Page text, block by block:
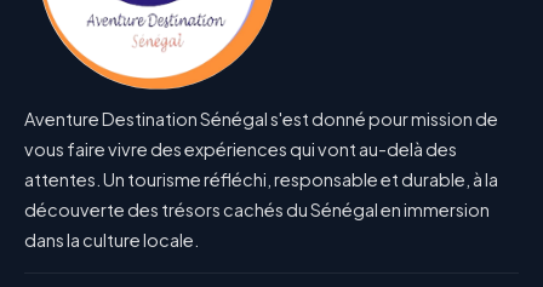
Aventure Destination Sénégal s'est donné pour mission de
vous faire vivre des expériences qui vont au-delà des
attentes. Un tourisme réfléchi, responsable et durable, à la
découverte des trésors cachés du Sénégal en immersion
dans la culture locale.